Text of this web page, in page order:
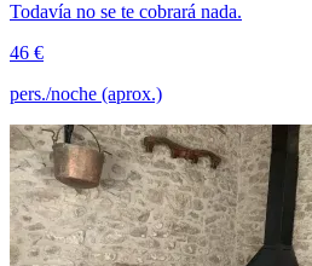
Todavía no se te cobrará nada.
46 €
pers./noche (aprox.)